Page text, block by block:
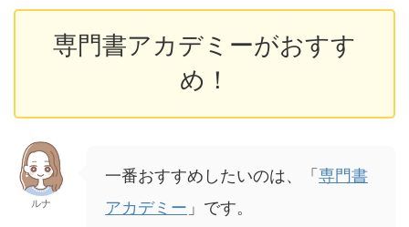
専門書アカデミーがおすす
め！
ルナ
一番おすすめしたいのは、「 専門書
アカデミー 」です。